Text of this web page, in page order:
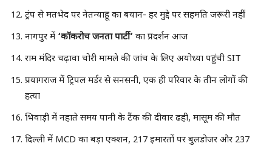
ट्रंप से मतभेद पर नेतन्याहू का बयान- हर मुद्दे पर सहमति जरूरी नहीं
नागपुर में ‘कॉकरोच जनता पार्टी’ का प्रदर्शन आज
राम मंदिर चढ़ावा चोरी मामले की जांच के लिए अयोध्या पहुंची SIT
प्रयागराज में ट्रिपल मर्डर से सनसनी, एक ही परिवार के तीन लोगों की
हत्या
भिवाड़ी में नहाते समय पानी के टैंक की दीवार ढही, मासूम की मौत
दिल्ली में MCD का बड़ा एक्शन, 217 इमारतों पर बुलडोजर और 237